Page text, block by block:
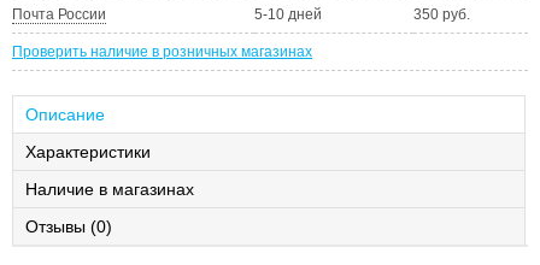
Почта России 5-10 дней 350 руб.
Проверить наличие в розничных магазинах
Описание
Характеристики
Наличие в магазинах
Отзывы (0)